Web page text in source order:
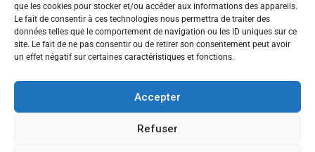
que les cookies pour stocker et/ou accéder aux informations des appareils.
Le fait de consentir à ces technologies nous permettra de traiter des
données telles que le comportement de navigation ou les ID uniques sur ce
site. Le fait de ne pas consentir ou de retirer son consentement peut avoir
un effet négatif sur certaines caractéristiques et fonctions.
Accepter
Refuser
Soirée
Sortie découverte
Tau
Voyage